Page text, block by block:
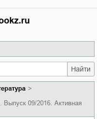
Найти
Выпуск 09/2016. Активная